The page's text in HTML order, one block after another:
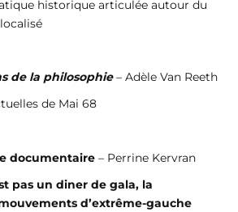
historique articulée autour du
de la philosophie– Adèle Van Reeth
de Mai 68
documentaire – Perrine Kervran
pas un diner de gala, la
d’extrême-gauche